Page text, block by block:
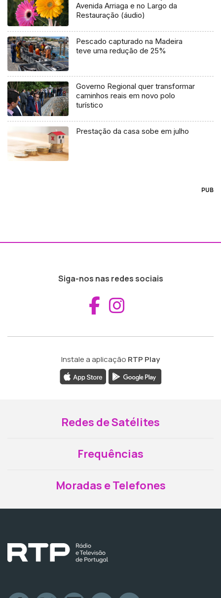
Avenida Arriaga e no Largo da
Restauração (áudio)
Pescado capturado na Madeira
teve uma redução de 25%
Governo Regional quer transformar
caminhos reais em novo polo
turístico
Prestação da casa sobe em julho
PUB
Siga-nos nas redes sociais
Aceder ao
Instale a aplicação RTP Play
Redes de Satélites
Frequências
Moradas e Telefones